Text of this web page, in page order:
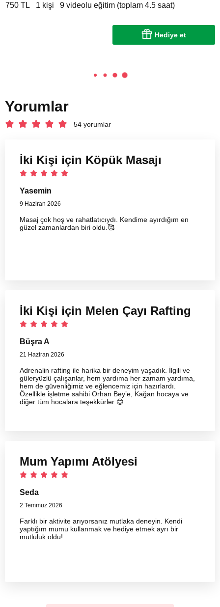
750 TL 1 kişi 9 videolu eğitim (toplam 4.5 saat)
Hediye et
Yorumlar
54 yorumlar
İki Kişi için Köpük Masajı
Yasemin
9 Haziran 2026
Masaj çok hoş ve rahatlatıcıydı. Kendime ayırdığım en
güzel zamanlardan biri oldu.🥰
İki Kişi için Melen Çayı Rafting
Büşra A
21 Haziran 2026
Adrenalin rafting ile harika bir deneyim yaşadık. İlgili ve
güleryüzlü çalışanlar, hem yardıma her zamam yardıma,
hem de güvenliğimiz ve eğlencemiz için hazırlardı.
Özellikle işletme sahibi Orhan Bey’e, Kağan hocaya ve
diğer tüm hocalara teşekkürler 😊
Mum Yapımı Atölyesi
Seda
2 Temmuz 2026
Farklı bir aktivite arıyorsanız mutlaka deneyin. Kendi
yaptığım mumu kullanmak ve hediye etmek ayrı bir
mutluluk oldu!